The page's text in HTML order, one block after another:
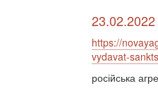
https://
vydavat-
російська